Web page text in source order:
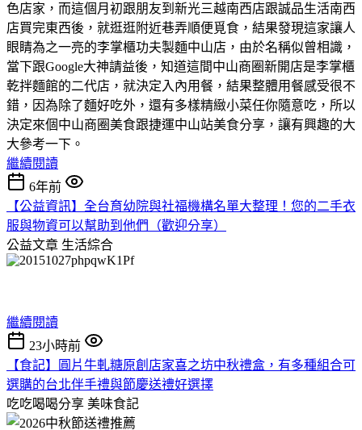
色店家，而這個月初跟朋友到新光三越南西店跟誠品生活南西
店買完東西後，就逛逛附近巷弄順便覓食，結果發現這家讓人
眼睛為之一亮的李掌櫃功夫製麵中山店，由於名稱似曾相識，
當下跟Google大神請益後，知道這間中山商圈新開店是李掌櫃
乾拌麵館的二代店，就決定入內用餐，結果整體用餐感受很不
錯，因為除了麵好吃外，還有多樣精緻小菜任你隨意吃，所以
決定來個中山商圈美食跟捷運中山站美食分享，讓有興趣的大
大參考一下。
繼續閱讀
6年前
【公益資訊】全台育幼院與社福機構名單大整理！您的二手衣
服與物資可以幫助到他們（歡迎分享）
公益文章 生活綜合
繼續閱讀
23小時前
【食記】圓片牛軋糖原創店家喜之坊中秋禮盒，有多種組合可
選購的台北伴手禮與節慶送禮好選擇
吃吃喝喝分享 美味食記